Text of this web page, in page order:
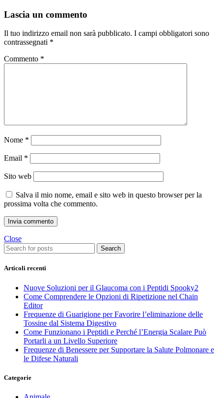
Lascia un commento
Il tuo indirizzo email non sarà pubblicato. I campi obbligatori sono
contrassegnati *
Commento *
Nome *
Email *
Sito web
Salva il mio nome, email e sito web in questo browser per la
prossima volta che commento.
Close
Search
Articoli recenti
Nuove Soluzioni per il Glaucoma con i Peptidi Spooky2
Come Comprendere le Opzioni di Ripetizione nel Chain
Editor
Frequenze di Guarigione per Favorire l’eliminazione delle
Tossine dal Sistema Digestivo
Come Funzionano i Peptidi e Perché l’Energia Scalare Può
Portarli a un Livello Superiore
Frequenze di Benessere per Supportare la Salute Polmonare e
le Difese Naturali
Categorie